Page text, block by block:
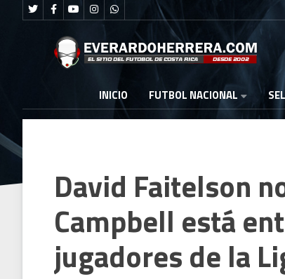
INICIO FUTBOL NACIONAL
David Faitelson
Campbell está
jugadores de la